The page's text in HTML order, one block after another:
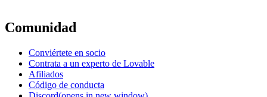
Comunidad
Conviértete en socio
Contrata a un experto de Lovable
Afiliados
Código de conducta